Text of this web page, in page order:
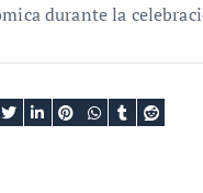
durante la